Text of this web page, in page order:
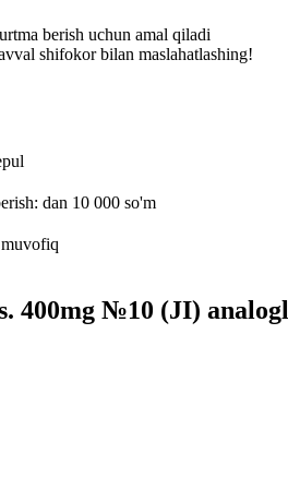
berish uchun amal qiladi
shifokor bilan maslahatlashing!
dan 10 000 so'm
400mg №10 (JI)